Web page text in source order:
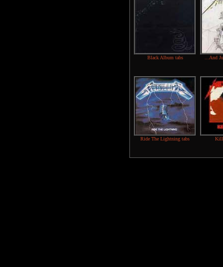
Black Album tabs ...And
Ride The Lightning tabs